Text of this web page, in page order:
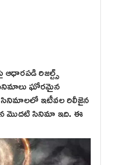
ఆధారపడి రిజల్ట్స్
సినిమాలు ఘోరమైన
సినిమాలలో ఇటీవల రిలీజైన
మొదటి సినిమా ఇది. ఈ